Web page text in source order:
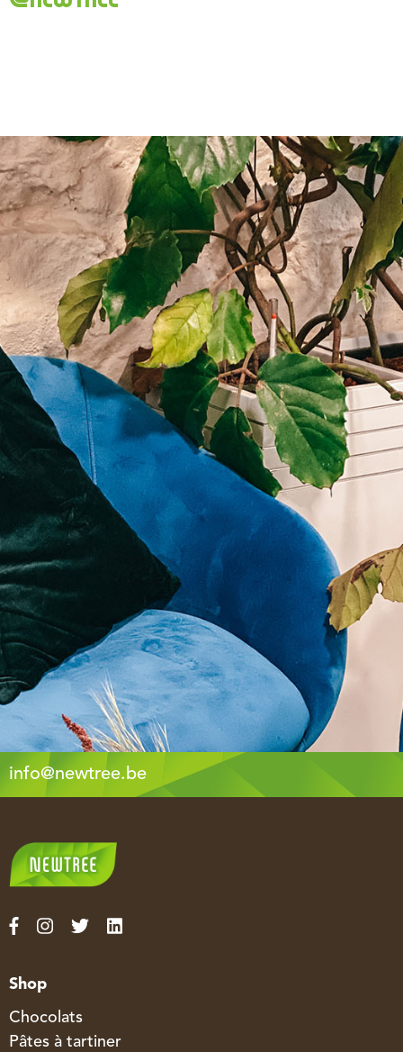
UNE QUESTION? UNE
RÉSERVATION?
Contactez-nous
Email :
chocolatree@newtree.be
Téléphone :
+32 (0) 2 770
65 45
info@newtree.be
Shop
Chocolats
Pâtes à tartiner